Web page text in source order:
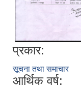
प्रकार:
सूचना तथा समाचार
आर्थिक वर्ष: